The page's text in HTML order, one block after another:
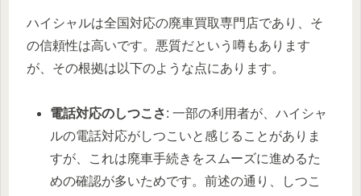
ハイシャルは全国対応の廃車買取専門店であり、そ
の信頼性は高いです。悪質だという噂もあります
が、その根拠は以下のような点にあります。
電話対応のしつこさ: 一部の利用者が、ハイシャ
ルの電話対応がしつこいと感じることがありま
すが、これは廃車手続きをスムーズに進めるた
めの確認が多いためです。前述の通り、しつこ